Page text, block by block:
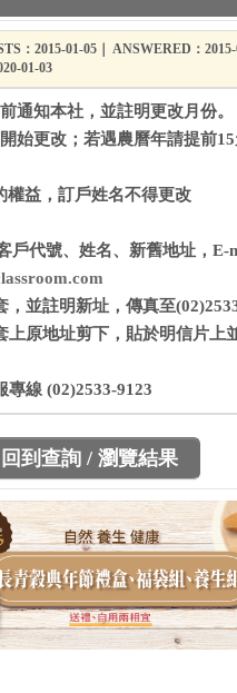
：2015-01-05｜ ANSWERED：2015-
01-03
通知本社，並註明更改月份。
始更改；若遇農曆年請提前
權益，訂戶姓名不得更改
戶代號、姓名、新舊地址，E-
，並註明新址，傳真至
上原地址剪下，貼於明信片上
線 (02)2533-9123
回到查詢 / 瀏覽結果